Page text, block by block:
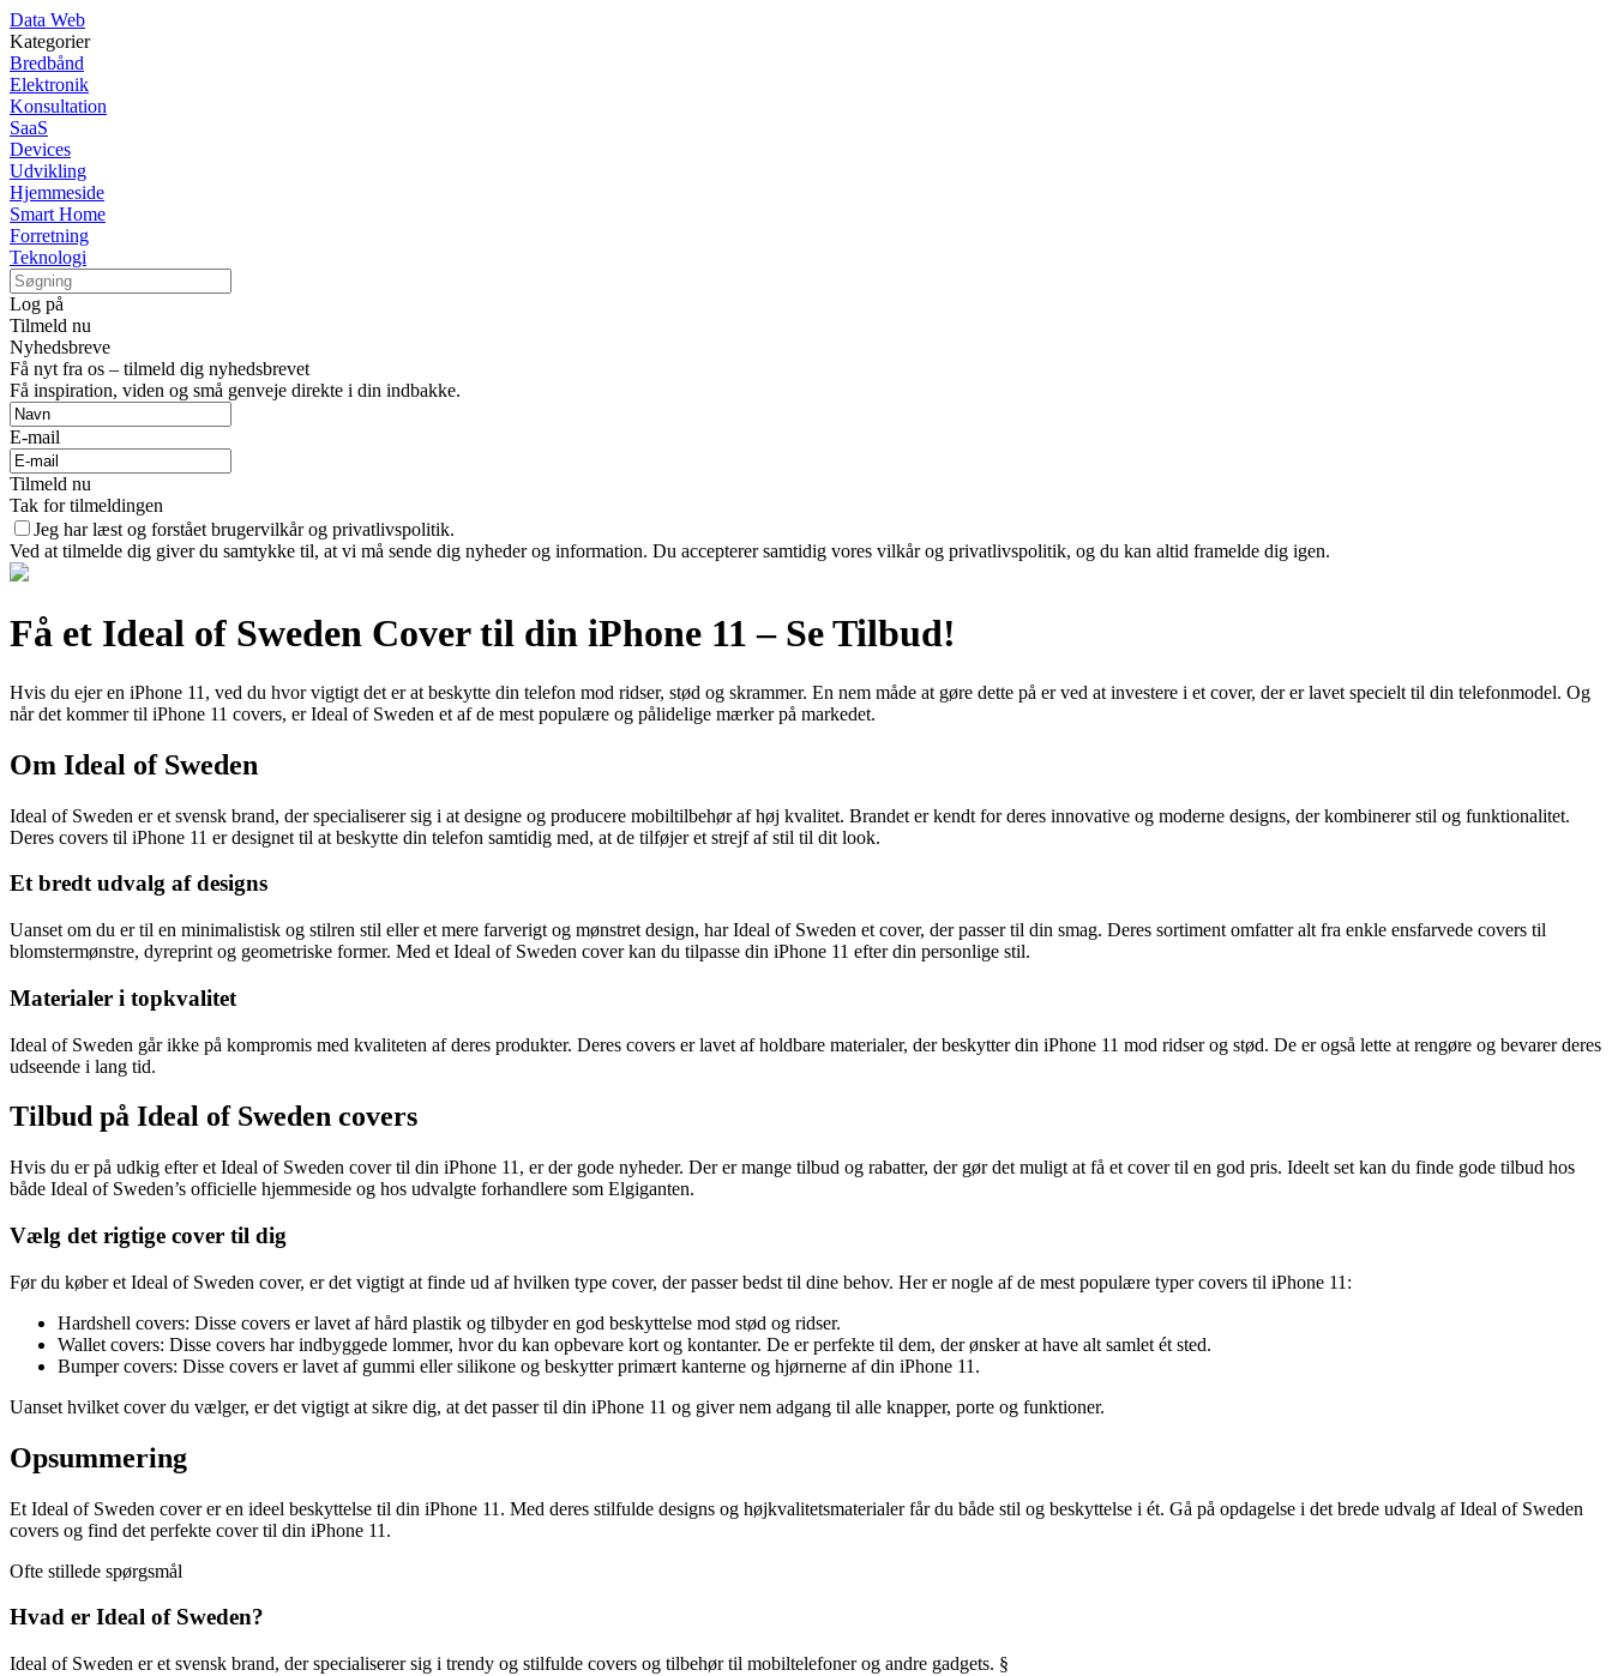
Data Web
Kategorier
Bredbånd
Elektronik
Konsultation
SaaS
Devices
Udvikling
Hjemmeside
Smart Home
Forretning
Teknologi
Log på
Tilmeld nu
Nyhedsbreve
Få nyt fra os – tilmeld dig nyhedsbrevet
Få inspiration, viden og små genveje direkte i din indbakke.
E-mail
Tilmeld nu
Tak for tilmeldingen
Jeg har læst og forstået brugervilkår og privatlivspolitik.
Ved at tilmelde dig giver du samtykke til, at vi må sende dig nyheder og information. Du accepterer samtidig vores vilkår og privatlivspolitik, og du kan altid framelde dig igen.
Få et Ideal of Sweden Cover til din iPhone 11 – Se Tilbud!
Hvis du ejer en iPhone 11, ved du hvor vigtigt det er at beskytte din telefon mod ridser, stød og skrammer. En nem måde at gøre dette på er ved at investere i et cover, der er lavet specielt til din telefonmodel. Og
når det kommer til iPhone 11 covers, er Ideal of Sweden et af de mest populære og pålidelige mærker på markedet.
Om Ideal of Sweden
Ideal of Sweden er et svensk brand, der specialiserer sig i at designe og producere mobiltilbehør af høj kvalitet. Brandet er kendt for deres innovative og moderne designs, der kombinerer stil og funktionalitet.
Deres covers til iPhone 11 er designet til at beskytte din telefon samtidig med, at de tilføjer et strejf af stil til dit look.
Et bredt udvalg af designs
Uanset om du er til en minimalistisk og stilren stil eller et mere farverigt og mønstret design, har Ideal of Sweden et cover, der passer til din smag. Deres sortiment omfatter alt fra enkle ensfarvede covers til
blomstermønstre, dyreprint og geometriske former. Med et Ideal of Sweden cover kan du tilpasse din iPhone 11 efter din personlige stil.
Materialer i topkvalitet
Ideal of Sweden går ikke på kompromis med kvaliteten af deres produkter. Deres covers er lavet af holdbare materialer, der beskytter din iPhone 11 mod ridser og stød. De er også lette at rengøre og bevarer deres
udseende i lang tid.
Tilbud på Ideal of Sweden covers
Hvis du er på udkig efter et Ideal of Sweden cover til din iPhone 11, er der gode nyheder. Der er mange tilbud og rabatter, der gør det muligt at få et cover til en god pris. Ideelt set kan du finde gode tilbud hos
både Ideal of Sweden’s officielle hjemmeside og hos udvalgte forhandlere som Elgiganten.
Vælg det rigtige cover til dig
Før du køber et Ideal of Sweden cover, er det vigtigt at finde ud af hvilken type cover, der passer bedst til dine behov. Her er nogle af de mest populære typer covers til iPhone 11:
Hardshell covers: Disse covers er lavet af hård plastik og tilbyder en god beskyttelse mod stød og ridser.
Wallet covers: Disse covers har indbyggede lommer, hvor du kan opbevare kort og kontanter. De er perfekte til dem, der ønsker at have alt samlet ét sted.
Bumper covers: Disse covers er lavet af gummi eller silikone og beskytter primært kanterne og hjørnerne af din iPhone 11.
Uanset hvilket cover du vælger, er det vigtigt at sikre dig, at det passer til din iPhone 11 og giver nem adgang til alle knapper, porte og funktioner.
Opsummering
Et Ideal of Sweden cover er en ideel beskyttelse til din iPhone 11. Med deres stilfulde designs og højkvalitetsmaterialer får du både stil og beskyttelse i ét. Gå på opdagelse i det brede udvalg af Ideal of Sweden
covers og find det perfekte cover til din iPhone 11.
Ofte stillede spørgsmål
Hvad er Ideal of Sweden?
Ideal of Sweden er et svensk brand, der specialiserer sig i trendy og stilfulde covers og tilbehør til mobiltelefoner og andre gadgets. §